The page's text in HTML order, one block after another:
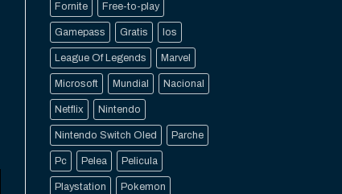
Fornite Free-to-play
Gamepass Gratis Ios
League Of Legends Marvel
Microsoft Mundial Nacional
Netflix Nintendo
Nintendo Switch Oled Parche
Pc Pelea Pelicula
Playstation Pokemon